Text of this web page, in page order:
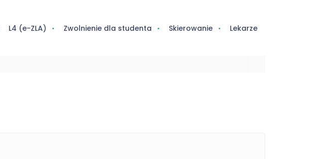
L4 (e-ZLA) Zwolnienie dla studenta Skierowanie Lekarze